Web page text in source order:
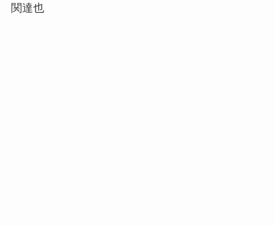
関達也